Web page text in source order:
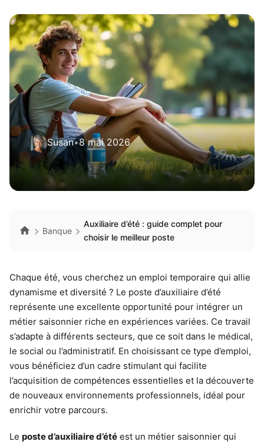
Susan•8 mai 2026
Banque
Auxiliaire d’été : guide complet pour
choisir le meilleur poste
Chaque été, vous cherchez un emploi temporaire qui allie
dynamisme et diversité ? Le poste d’auxiliaire d’été
représente une excellente opportunité pour intégrer un
métier saisonnier riche en expériences variées. Ce travail
s’adapte à différents secteurs, que ce soit dans le médical,
le social ou l’administratif. En choisissant ce type d’emploi,
vous bénéficiez d’un cadre stimulant qui facilite
l’acquisition de compétences essentielles et la découverte
de nouveaux environnements professionnels, idéal pour
enrichir votre parcours.
Le poste d’auxiliaire d’été est un métier saisonnier qui